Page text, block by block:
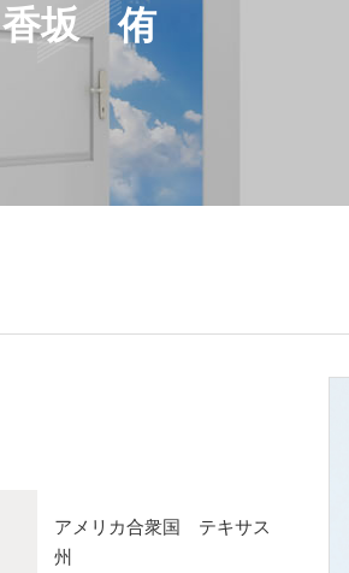
香坂 侑
アメリカ合衆国 テキサス
州